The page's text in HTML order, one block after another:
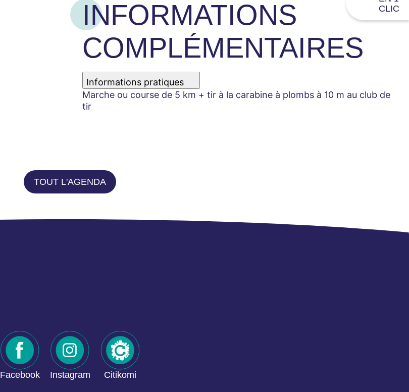
INFORMATIONS
COMPLÉMENTAIRES
Informations pratiques
Marche ou course de 5 km + tir à la carabine à plombs à 10 m au club de
tir
TOUT L'AGENDA
Facebook Instagram Citikomi
CLIC